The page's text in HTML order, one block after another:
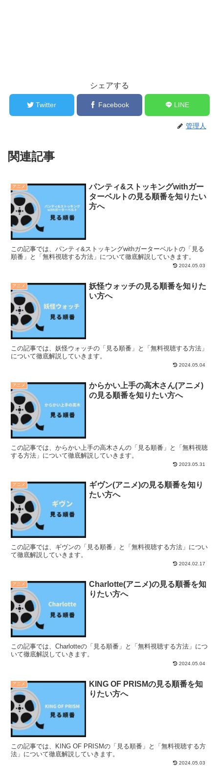
シェアする
Twitter Facebook LINE
管理人
関連記事
アニメ
パンティ&ストッキングwithガー
ターベルトの見る順番を知りたい
方へ
この記事では、パンティ&ストッキングwithガーターベルトの「見る
順番」と「無料視聴する方法」について徹底解説していきます。
2024.05.03
アニメ
妖怪ウォッチの見る順番を知りた
い方へ
この記事では、妖怪ウォッチの「見る順番」と「無料視聴する方法」
について徹底解説していきます。
2024.05.04
アニメ
からかい上手の高木さん(アニメ)
の見る順番を知りたい方へ
この記事では、からかい上手の高木さんの「見る順番」と「無料視聴
する方法」について徹底解説していきます。
2023.05.31
アニメ
ギヴン(アニメ)の見る順番を知り
たい方へ
この記事では、ギヴンの「見る順番」と「無料視聴する方法」につい
て徹底解説していきます。
2024.02.17
アニメ
Charlotte(アニメ)の見る順番を知
りたい方へ
この記事では、Charlotteの「見る順番」と「無料視聴する方法」につ
いて徹底解説していきます。
2024.05.04
アニメ
KING OF PRISMの見る順番を知
りたい方へ
この記事では、KING OF PRISMの「見る順番」と「無料視聴する方
法」について徹底解説していきます。
2024.05.03